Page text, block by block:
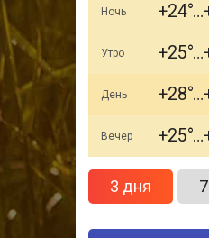
Ночь +24
Утро +25
День +28
Вечер +25
3 дня